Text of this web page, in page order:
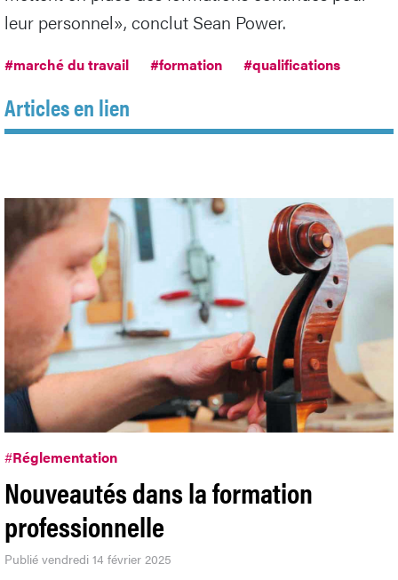
leur personnel», conclut Sean Power.
#marché du travail #formation #qualifications
Articles en lien
#Réglementation
Nouveautés dans la formation
professionnelle
Publié vendredi 14 février 2025